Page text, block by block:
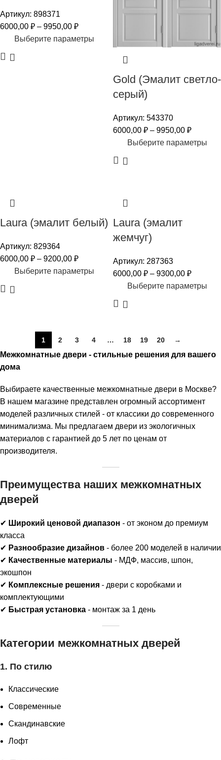
Артикул: 898371
6000,00 ₽ – 9950,00 ₽
Выберите параметры
Gold (Эмалит светло-
серый)
Артикул: 543370
6000,00 ₽ – 9950,00 ₽
Выберите параметры
Laura (эмалит белый)
Артикул: 829364
6000,00 ₽ – 9200,00 ₽
Выберите параметры
Laura (эмалит
жемчуг)
Артикул: 287363
6000,00 ₽ – 9300,00 ₽
Выберите параметры
1 2 3 4 … 18 19 20 →
Межкомнатные двери - стильные решения для вашего
дома
Выбираете качественные межкомнатные двери в Москве?
В нашем магазине представлен огромный ассортимент
моделей различных стилей - от классики до современного
минимализма. Мы предлагаем двери из экологичных
материалов с гарантией до 5 лет по ценам от
производителя.
Преимущества наших межкомнатных
дверей
✔ Широкий ценовой диапазон - от эконом до премиум
класса
✔ Разнообразие дизайнов - более 200 моделей в наличии
✔ Качественные материалы - МДФ, массив, шпон,
экошпон
✔ Комплексные решения - двери с коробками и
комплектующими
✔ Быстрая установка - монтаж за 1 день
Категории межкомнатных дверей
1. По стилю
Классические
Современные
Скандинавские
Лофт